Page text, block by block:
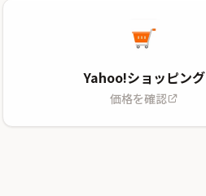
Yahoo!ショッピング
価格を確認